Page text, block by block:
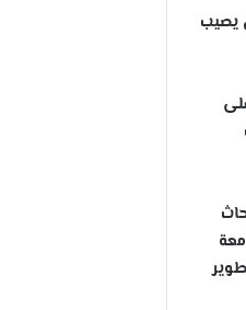
يصيب